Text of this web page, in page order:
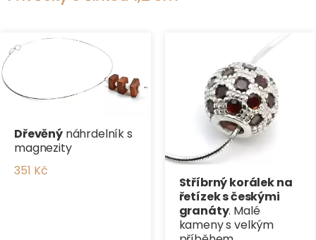
Dřevěnýnáhrdelník s
magnezity
351 Kč
Stříbrný korálek na
řetízek s českými
granáty. Malé
kameny s velkým